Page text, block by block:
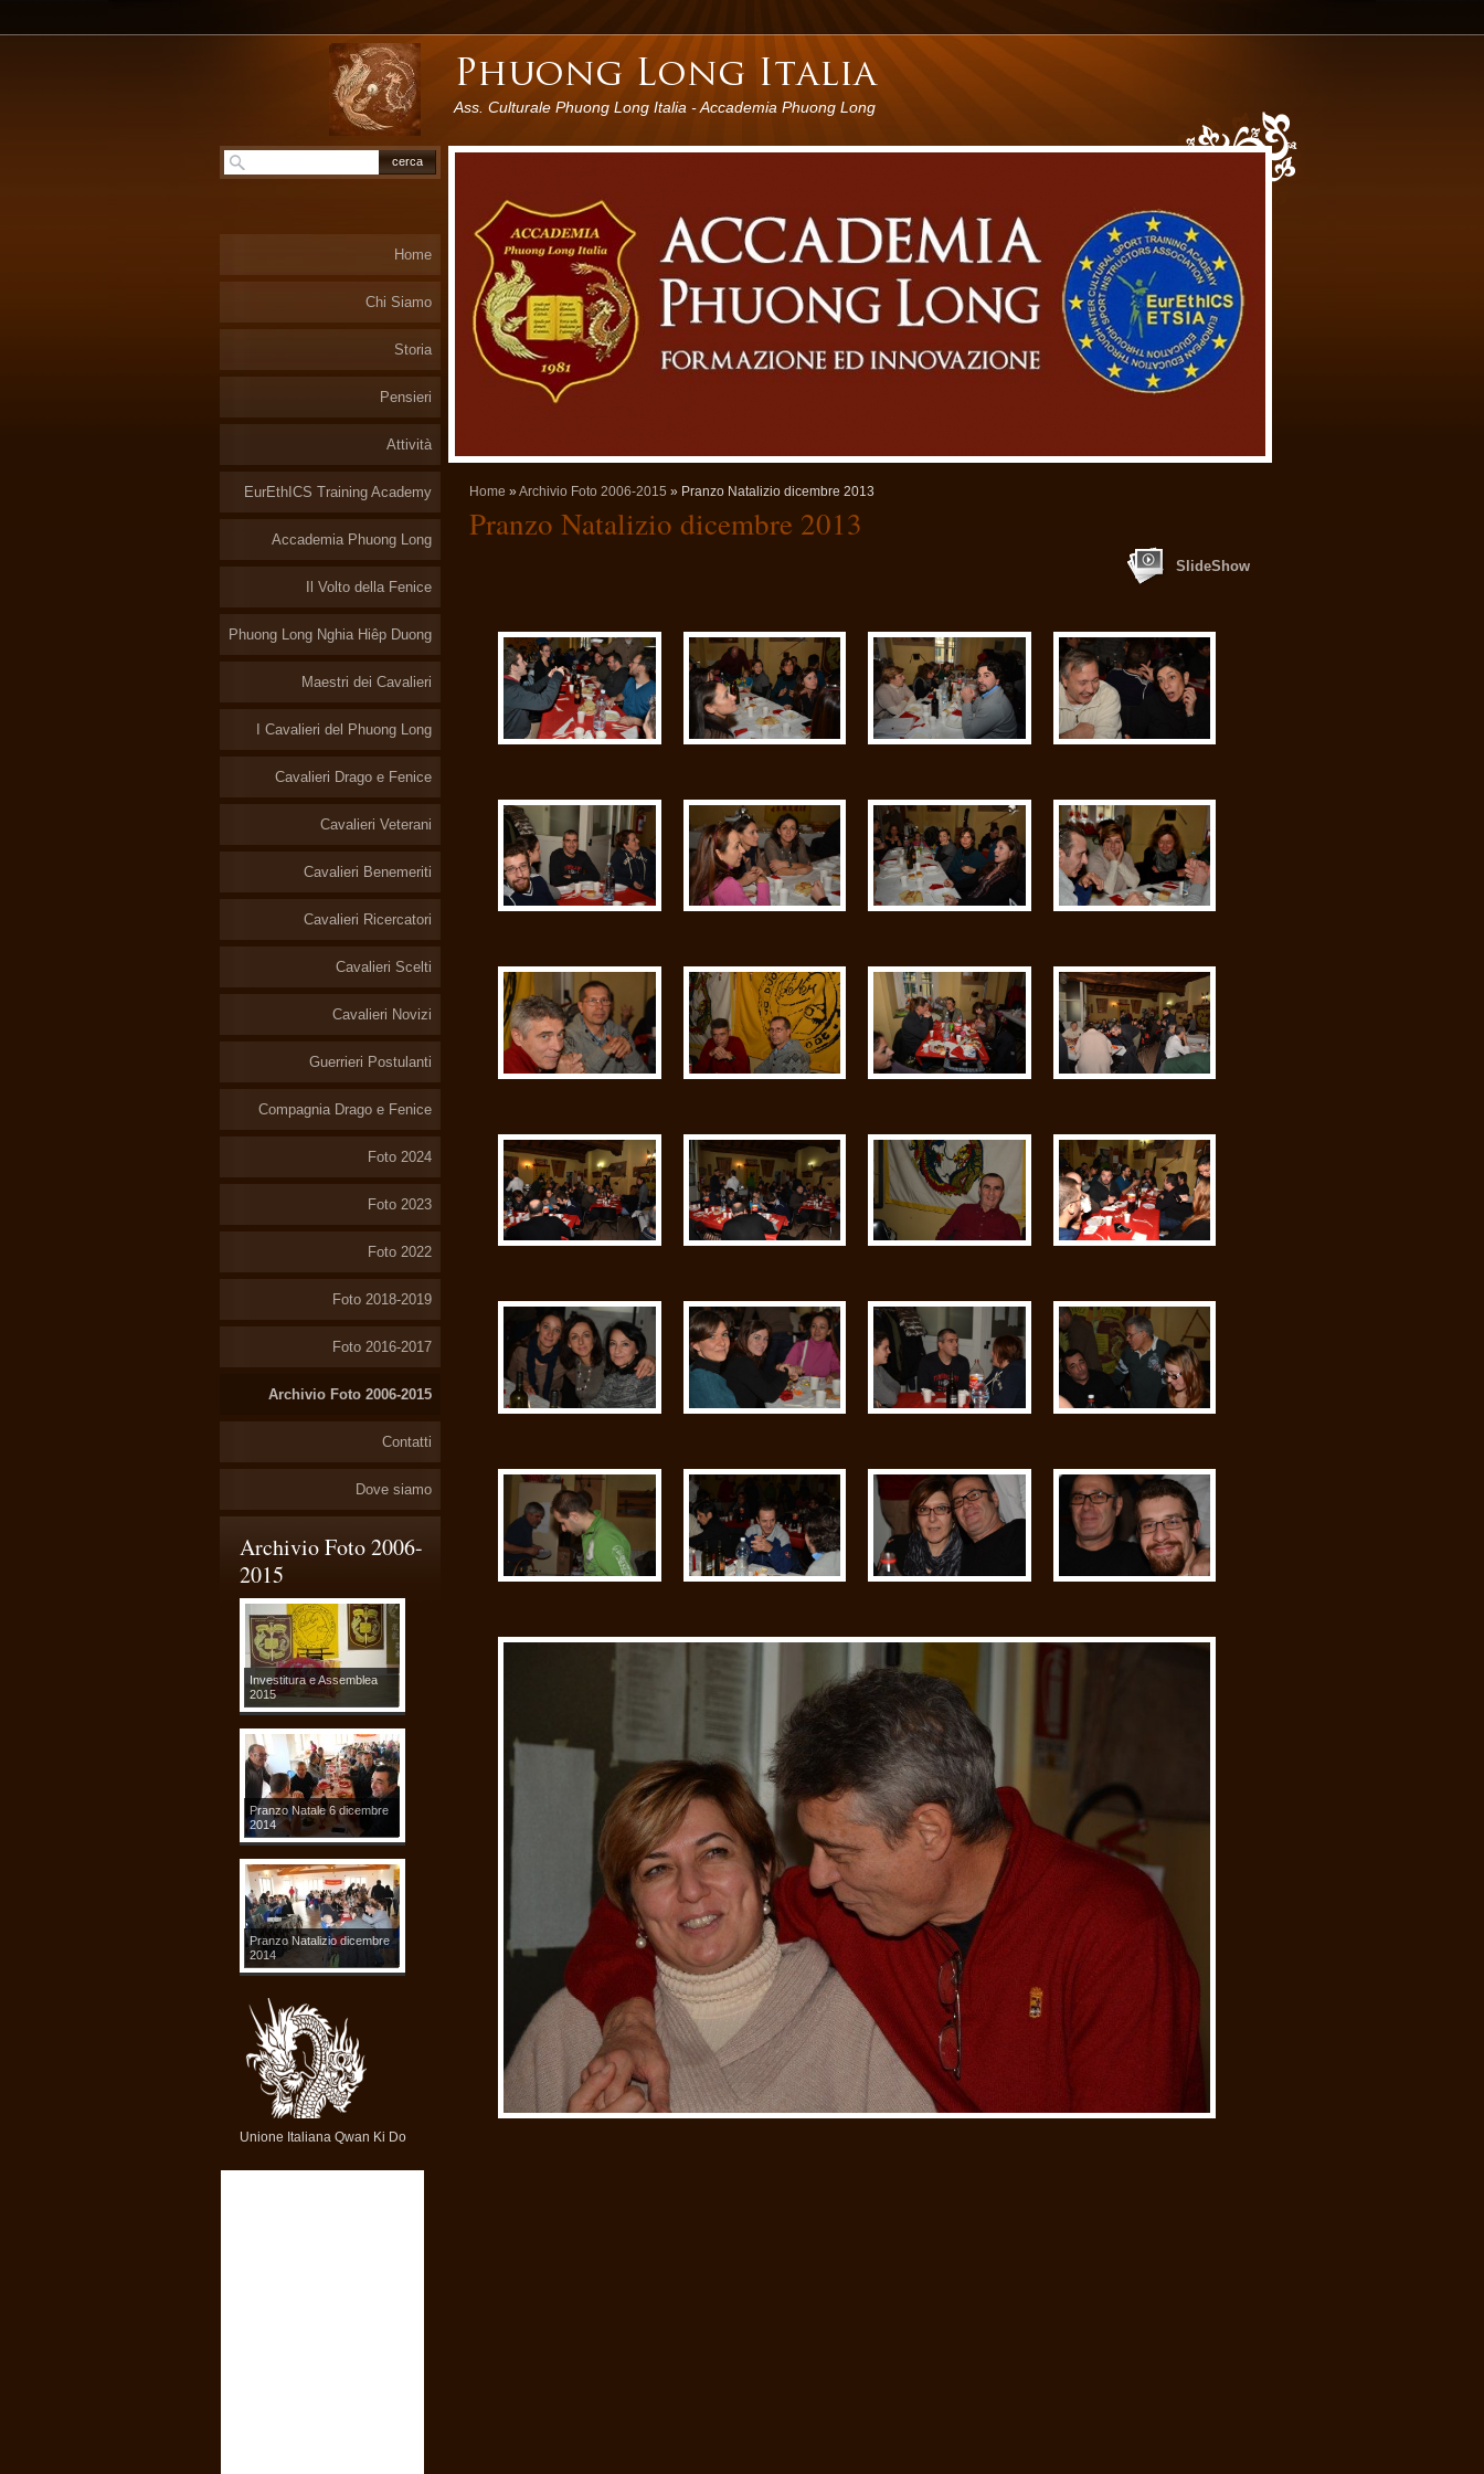
Ass. Culturale Phuong Long Italia - Accademia Phuong Long
Home »Archivio Foto 2006-2015 » Pranzo Natalizio dicembre 2013
Pranzo Natalizio dicembre 2013
SlideShow
Home
Chi Siamo
Storia
Pensieri
Attività
EurEthICS Training Academy
Accademia Phuong Long
Il Volto della Fenice
Phuong Long Nghia Hiêp Duong
Maestri dei Cavalieri
I Cavalieri del Phuong Long
Cavalieri Drago e Fenice
Cavalieri Veterani
Cavalieri Benemeriti
Cavalieri Ricercatori
Cavalieri Scelti
Cavalieri Novizi
Guerrieri Postulanti
Compagnia Drago e Fenice
Foto 2024
Foto 2023
Foto 2022
Foto 2018-2019
Foto 2016-2017
Archivio Foto 2006-2015
Contatti
Dove siamo
Archivio Foto 2006-
2015
Investitura e Assemblea
2015
Pranzo Natale 6 dicembre
2014
Pranzo Natalizio dicembre
2014
Unione Italiana Qwan Ki Do